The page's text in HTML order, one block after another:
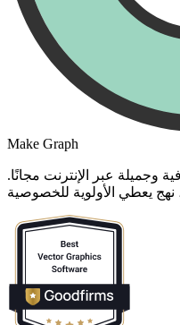
Make Graph
وجميلة عبر الإنترنت مجانًا.